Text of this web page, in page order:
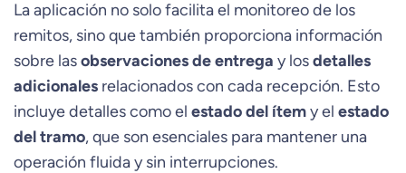
La aplicación no solo facilita el monitoreo de los
remitos, sino que también proporciona información
sobre lasobservaciones de entrega y losdetalles
adicionales relacionados con cada recepción. Esto
incluye detalles como el estado del ítemy el estado
del tramo, que son esenciales para mantener una
operación fluida y sin interrupciones.